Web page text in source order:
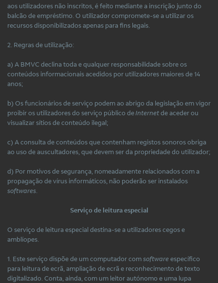
aos utilizadores não inscritos, é feito mediante a inscrição junto do
balcão de empréstimo. O utilizador compromete-se a utilizar os
recursos disponibilizados apenas para fins legais.
2. Regras de utilização:
a) A BMVC declina toda e qualquer responsabilidade sobre os
conteúdos informacionais acedidos por utilizadores maiores de 14
anos;
b) Os funcionários de serviço podem ao abrigo da legislação em vigor
proibir os utilizadores do serviço público deInternetde aceder ou
visualizar sítios de conteúdo ilegal;
c) A consulta de conteúdos que contenham registos sonoros obriga
ao uso de auscultadores, que devem ser da propriedade do utilizador;
d) Por motivos de segurança, nomeadamente relacionados com a
propagação de vírus informáticos, não poderão ser instalados
softwares
Serviço de leitura especial
O serviço de leitura especial destina-se a utilizadores cegos e
amblíopes.
1. Este serviço dispõe de um computador comsoftwareespecífico
para leitura de ecrã, ampliação de ecrã e reconhecimento de texto
digitalizado. Conta, ainda, com um leitor autónomo e uma lupa